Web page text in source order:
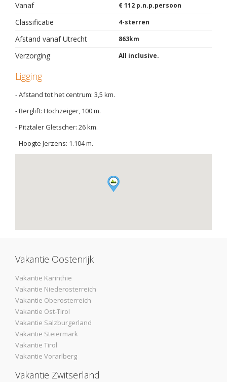
Vanaf € 112 p.n.p.persoon
Classificatie 4-sterren
Afstand vanaf Utrecht 863km
Verzorging All inclusive.
Ligging
- Afstand tot het centrum: 3,5 km.
- Berglift: Hochzeiger, 100 m.
- Pitztaler Gletscher: 26 km.
- Hoogte Jerzens: 1.104 m.
Vakantie Oostenrijk
Vakantie Karinthie
Vakantie Niederosterreich
Vakantie Oberosterreich
Vakantie Ost-Tirol
Vakantie Salzburgerland
Vakantie Steiermark
Vakantie Tirol
Vakantie Vorarlberg
Vakantie Zwitserland